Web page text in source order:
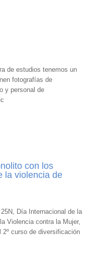
de estudios tenemos un
fotografías de
y personal de
con los
la violencia de
Día Internacional de la
Violencia contra la Mujer,
2º curso de diversificación